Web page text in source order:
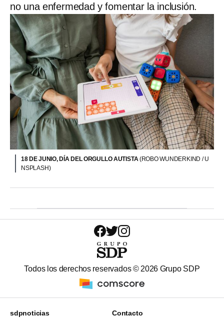
no una enfermedad y fomentar la inclusión.
18 DE JUNIO, DÍA DEL ORGULLO AUTISTA(ROBO WUNDERKIND / U
NSPLASH)
Todos los derechos reservados © 2026 Grupo SDP
sdpnoticias Contacto